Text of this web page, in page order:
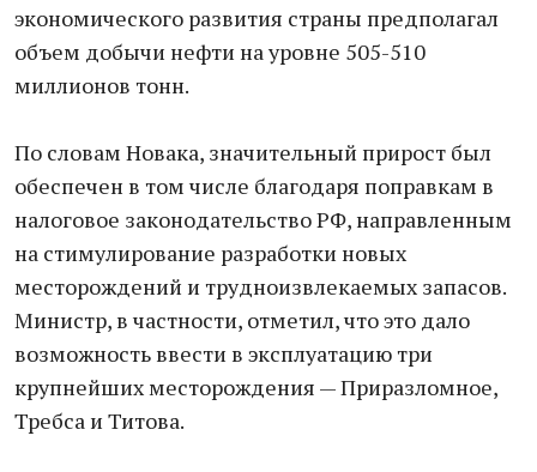
экономического развития страны предполагал
объем добычи нефти на уровне 505-510
миллионов тонн.
По словам Новака, значительный прирост был
обеспечен в том числе благодаря поправкам в
налоговое законодательство РФ, направленным
на стимулирование разработки новых
месторождений и трудноизвлекаемых запасов.
Министр, в частности, отметил, что это дало
возможность ввести в эксплуатацию три
крупнейших месторождения — Приразломное,
Требса и Титова.